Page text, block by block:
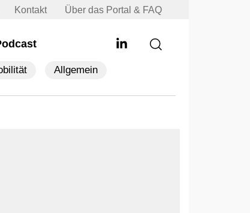
Kontakt Über das Portal & FAQ
Allgemein